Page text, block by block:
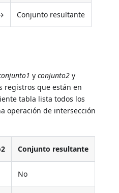
Conjunto resultante
yconjunto2 y
registros que están en
tabla lista todos los
operación de intersección
Conjunto resultante
No